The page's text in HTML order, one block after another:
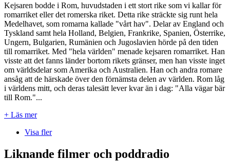
Kejsaren bodde i Rom, huvudstaden i ett stort rike som vi kallar för
romarriket eller det romerska riket. Detta rike sträckte sig runt hela
Medelhavet, som romarna kallade "vårt hav". Delar av England och
Tyskland samt hela Holland, Belgien, Frankrike, Spanien, Österrike,
Ungern, Bulgarien, Rumänien och Jugoslavien hörde på den tiden
till romarriket. Med "hela världen" menade kejsaren romarriket. Han
visste att det fanns länder bortom rikets gränser, men han visste inget
om världsdelar som Amerika och Australien. Han och andra romare
ansåg att de härskade över den förnämsta delen av världen. Rom låg
i världens mitt, och deras talesätt lever kvar än i dag: "Alla vägar bär
till Rom."...
+ Läs mer
Visa fler
Liknande filmer och poddradio